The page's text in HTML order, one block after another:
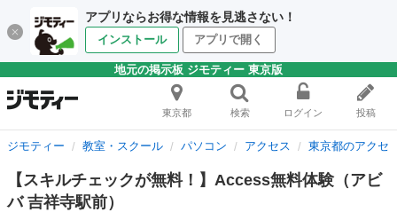
アプリならお得な情報を見逃さない！
インストール アプリで開く
地元の掲示板 ジモティー 東京版
東京都 検索 ログイン 投稿
ジモティー 教室・スクール パソコン アクセス 東京都のアクセ
【スキルチェックが無料！】Access無料体験（アビ
バ 吉祥寺駅前）